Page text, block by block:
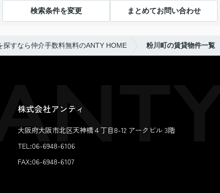
検索条件を変更 まとめてお問い合わせ
探すなら仲介手数料無料のANTY HOME 粉川町の賃貸物件一覧
株式会社アンティ
大阪府大阪市北区天神橋４丁目8-12 アークビル 3階
TEL:06-6948-6106
FAX:06-6948-6107